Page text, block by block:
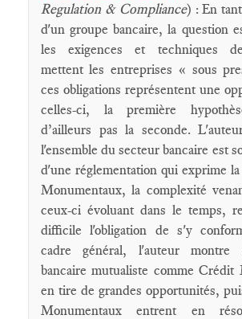
Regulation & Compliance) : En
d'un groupe bancaire, la question
les exigences et techniques
mettent les entreprises « sous
ces obligations représentent une
celles-ci, la première
d’ailleurs pas la seconde.
l'ensemble du secteur bancaire est
d'une réglementation qui exprime
Monumentaux, la complexité
ceux-ci évoluant dans le temps,
difficile l'obligation de s'y
cadre général, l'auteur montre
bancaire mutualiste comme
en tire de grandes opportunités,
Monumentaux entrent en